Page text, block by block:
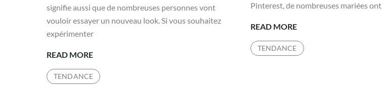
signifie aussi que de nombreuses personnes vont
vouloir essayer un nouveau look. Si vous souhaitez
expérimenter
READ MOREMODE
PRINTANIÈRE
:
TENDANCE
Pinterest, de nombreuses mariées ont
READ MORECHOISIR
UNE
PALETTE
TENDANCE